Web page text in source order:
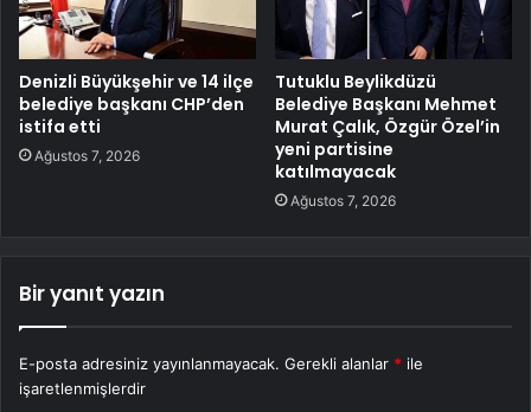
Denizli Büyükşehir ve 14 ilçe
belediye başkanı CHP’den
istifa etti
Ağustos 7, 2026
Tutuklu Beylikdüzü
Belediye Başkanı Mehmet
Murat Çalık, Özgür Özel’in
yeni partisine
katılmayacak
Ağustos 7, 2026
Bir yanıt yazın
E-posta adresiniz yayınlanmayacak. Gerekli alanlar * ile
işaretlenmişlerdir